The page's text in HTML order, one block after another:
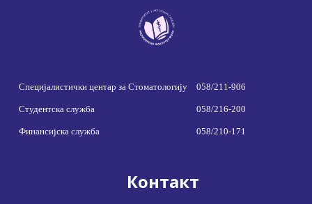
Специјалистички центар за Стоматологију 058/211-906
Студентска служба 058/216-200
Финансијска служба 058/210-171
Контакт